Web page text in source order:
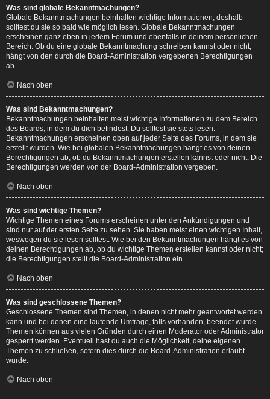
Was sind globale Bekanntmachungen?
Globale Bekanntmachungen beinhalten wichtige Informationen, deshalb
solltest du sie so bald wie möglich lesen. Globale Bekanntmachungen
erscheinen ganz oben in jedem Forum und ebenfalls in deinem persönlichen
Bereich. Ob du eine globale Bekanntmachung schreiben kannst oder nicht,
hängt von den durch die Board-Administration vergebenen Berechtigungen
ab.
Nach oben
Was sind Bekanntmachungen?
Bekanntmachungen beinhalten meist wichtige Informationen zu dem Bereich
des Boards, in dem du dich befindest. Du solltest sie stets lesen.
Bekanntmachungen erscheinen oben auf jeder Seite des Forums, in dem sie
erstellt wurden. Wie bei globalen Bekanntmachungen hängt es von deinen
Berechtigungen ab, ob du Bekanntmachungen erstellen kannst oder nicht. Die
Berechtigungen werden von der Board-Administration vergeben.
Nach oben
Was sind wichtige Themen?
Wichtige Themen eines Forums erscheinen unter den Ankündigungen und
sind nur auf der ersten Seite zu sehen. Sie haben meist einen wichtigen Inhalt,
weswegen du sie lesen solltest. Wie bei den Bekanntmachungen hängt es von
deinen Berechtigungen ab, ob du wichtige Themen erstellen kannst oder nicht;
die Berechtigungen stellt die Board-Administration ein.
Nach oben
Was sind geschlossene Themen?
Geschlossene Themen sind Themen, in denen nicht mehr geantwortet werden
kann und bei denen eine laufende Umfrage, falls vorhanden, beendet wurde.
Themen können aus vielen Gründen durch einen Moderator oder Administrator
gesperrt werden. Eventuell hast du auch die Möglichkeit, deine eigenen
Themen zu schließen, sofern dies durch die Board-Administration erlaubt
wurde.
Nach oben